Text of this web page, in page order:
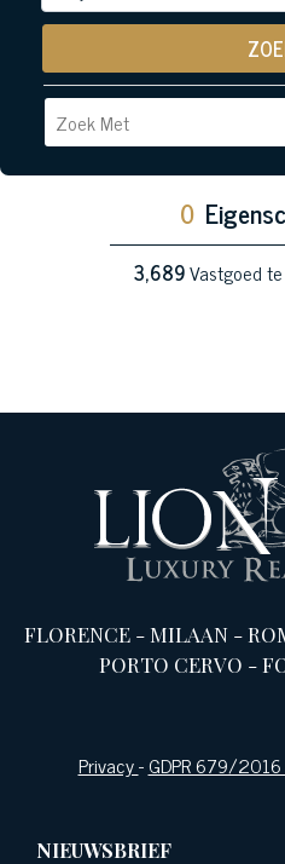
0
3,689Vastgoed
FLORENCE-MILAAN-
PORTO CERVO -
Privacy-GDPR 679/2016
NIEUWSBRIEF